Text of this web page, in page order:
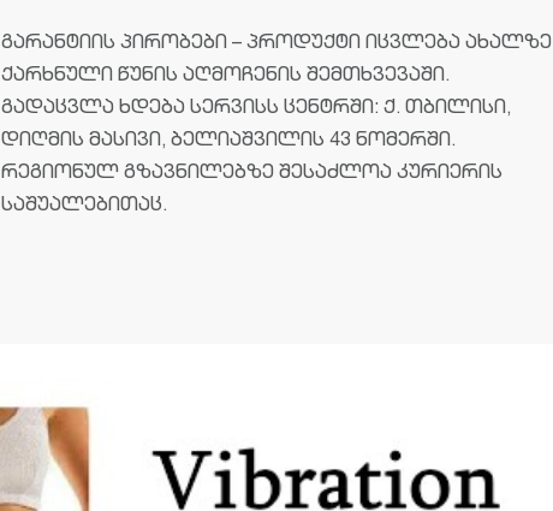
გარანტიის პირობები – პროდუქტი იცვლება ახალზე
ქარხნული წუნის აღმოჩენის შემთხვევაში.
გადაცვლა ხდება სერვისს ცენტრში: ქ. თბილისი,
დიღმის მასივი, ბელიაშვილის 43 ნომერში.
რეგიონულ გზავნილებზე შესაძლოა კურიერის
საშუალებითაც.